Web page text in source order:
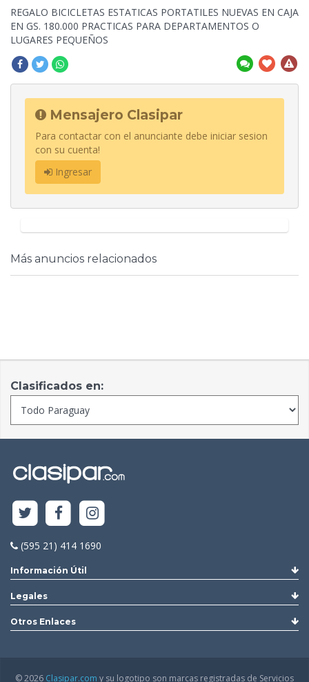
REGALO BICICLETAS ESTATICAS PORTATILES NUEVAS EN CAJA
EN GS. 180.000 PRACTICAS PARA DEPARTAMENTOS O
LUGARES PEQUEÑOS
Mensajero Clasipar
Para contactar con el anunciante debe iniciar sesion
con su cuenta!
Ingresar
Más anuncios relacionados
Clasificados en:
(595 21) 414 1690
Información Útil
Legales
Otros Enlaces
© 2026 Clasipar.com y su logotipo son marcas registradas de Servicios